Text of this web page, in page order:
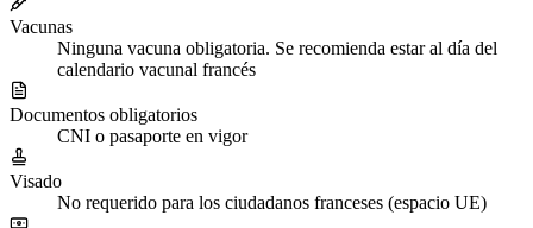
Vacunas
Ninguna vacuna obligatoria. Se recomienda estar al día del
calendario vacunal francés
Documentos obligatorios
CNI o pasaporte en vigor
Visado
No requerido para los ciudadanos franceses (espacio UE)